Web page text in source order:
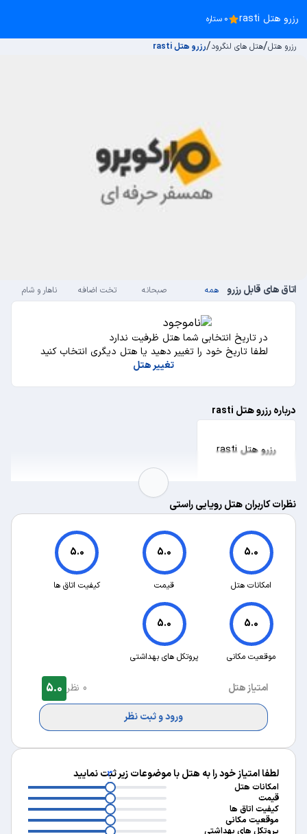
رزرو هتل rasti 0 ستاره
رزرو هتل/هتل های لنگرود/رزرو هتل rasti
اتاق های قابل رزرو همه صبحانه تخت اضافه ناهار و شام
در تاریخ انتخابی شما هتل ظرفیت ندارد
لطفا تاریخ خود را تغییر دهید یا هتل دیگری انتخاب کنید
تغییر هتل
درباره رزرو هتل rasti
رزرو هتل rasti
نظرات کاربران هتل رویایی راستی
5.0
امکانات هتل
5.0
قیمت
5.0
کیفیت اتاق ها
5.0
موقعیت مکانی
5.0
پروتکل های بهداشتی
امتیاز هتل 0 نظر 5.0
ورود و ثبت نظر
لطفا امتیاز خود را به هتل با موضوعات زیر ثبت نمایید
امکانات هتل
3
قیمت
3
کیفیت اتاق ها
3
موقعیت مکانی
3
پروتکل های بهداشتی
3